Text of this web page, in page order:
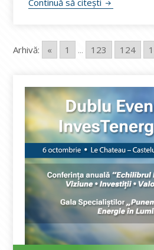
Continuă să citești
Arhivă: « 1 ... 123 124